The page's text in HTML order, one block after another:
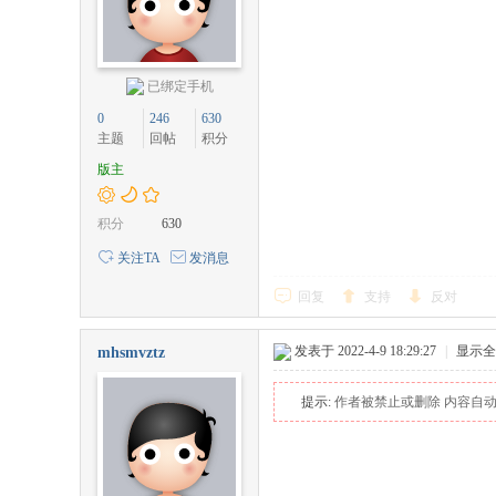
已绑定手机
0
主题
246
回帖
630
积分
版主
积分 630
关注TA 发消息
回复 支持 反对
mhsmvztz 发表于 2022-4-9 18:29:27 显示
提示: 作者被禁止或删除 内容自